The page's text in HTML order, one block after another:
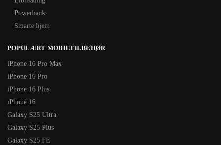
Powerbank
Smarte hjem
POPULÆRT MOBILTILBEHØR
iPhone 16 Pro Max
iPhone 16 Pro
iPhone 16 Plus
iPhone 16
Galaxy S25 Ultra
Galaxy S25 Plus
Galaxy S25 FE